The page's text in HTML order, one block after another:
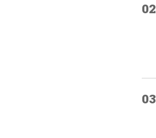
02
03